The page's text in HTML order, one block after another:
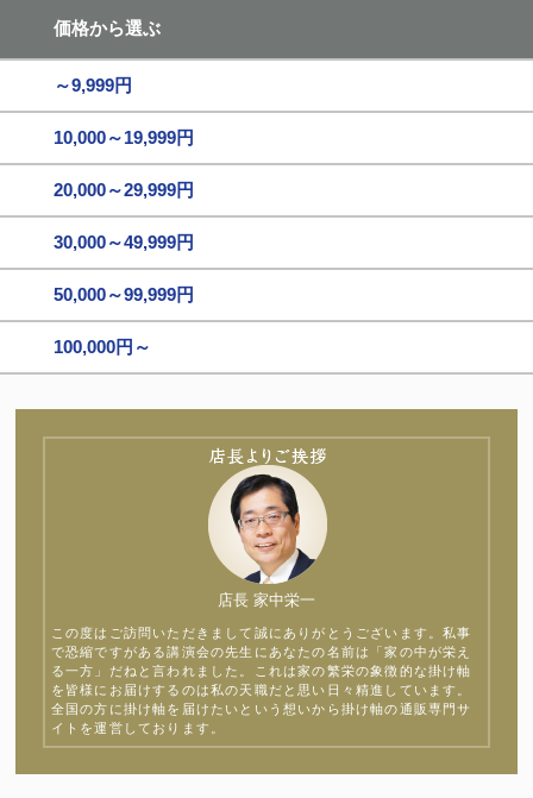
価格から選ぶ
～9,999円
10,000～19,999円
20,000～29,999円
30,000～49,999円
50,000～99,999円
100,000円～
店長 家中栄一
この度はご訪問いただきまして誠にありがとうございます。私事
で恐縮ですがある講演会の先生にあなたの名前は「家の中が栄え
る一方」だねと言われました。これは家の繁栄の象徴的な掛け軸
を皆様にお届けするのは私の天職だと思い日々精進しています。
全国の方に掛け軸を届けたいという想いから掛け軸の通販専門サ
イトを運営しております。